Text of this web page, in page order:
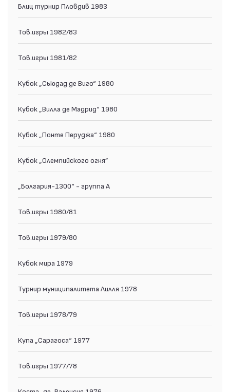
Блиц турнир Пловдив 1983
Тов.игры 1982/83
Тов.игры 1981/82
Кубок „Сьюдад де Виго“ 1980
Кубок „Вилла де Мадрид“ 1980
Кубок „Понте Перуджа“ 1980
Кубок „Олемпийского огня”
„Болгария-1300“ - группа А
Тов.игры 1980/81
Тов.игры 1979/80
Кубок мира 1979
Турнир муниципалитета Лилля 1978
Тов.игры 1978/79
Купа „Сарагоса“ 1977
Тов.игры 1977/78